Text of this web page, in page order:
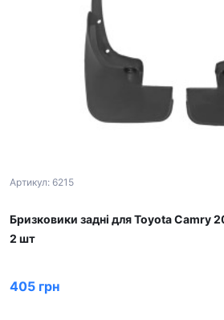
Артикул: 6215
Бризковики задні для Toyota Camry
2 шт
405 грн